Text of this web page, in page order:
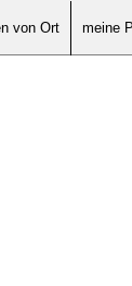
von Ort meine